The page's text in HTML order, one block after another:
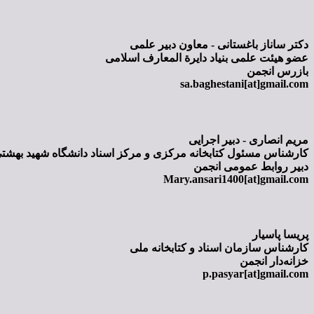
دکتر ساناز باغستانی - معاون دبیر علمی
عضو هیئت علمی بنیاد دایرة المعارف اسلامی
بازرس انجمن
sa.baghestani[at]gmail.com
مریم انصاری - دبیر اجرایی
کارشناس مسئول کتابخانه مرکزی و مرکز اسناد دانشگاه شهید
دبیر روابط عمومی انجمن
Mary.ansari1400[at]gmail.com
پریسا پاسیار
کارشناس سازمان اسناد و کتابخانه ملی
خزانه‌دار انجمن
p.pasyar[at]gmail.com